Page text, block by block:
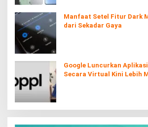
Manfaat Setel Fitur Dark
dari Sekadar Gaya
Google Luncurkan
Secara Virtual Kini Lebih